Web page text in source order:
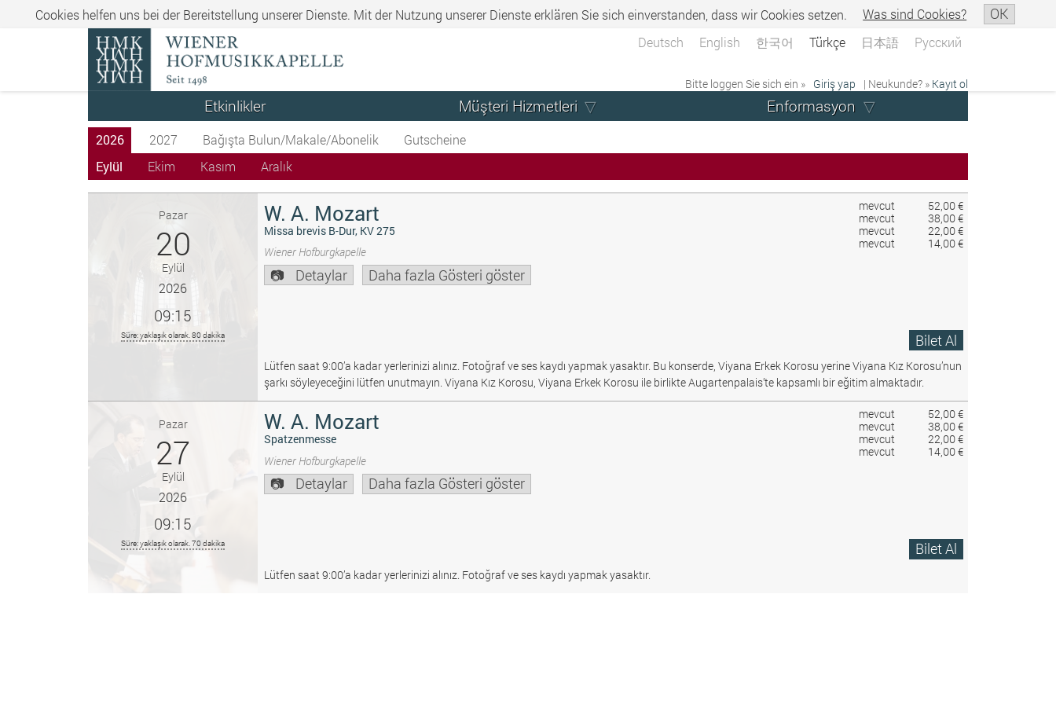
Cookies helfen uns bei der Bereitstellung unserer Dienste. Mit der Nutzung unserer Dienste erklären Sie sich einverstanden, dass wir Cookies setzen. Was sind Cookies? OK
Deutsch English 한국어 Türkçe 日本語 Русский
Bitte loggen Sie sich ein » Giriş yap | Neukunde? » Kayıt ol
Etkinlikler Müşteri Hizmetleri Enformasyon
2026 2027 Bağışta Bulun/Makale/Abonelik
Gutscheine
Eylül
Ekim Kasım Aralık
mevcut
52,00 €
mevcut
38,00 €
mevcut
22,00 €
mevcut
14,00 €
Pazar
20
Eylül
2026
09:15
Süre: yaklaşık olarak. 80 dakika
W. A. Mozart
Missa brevis B-Dur, KV 275
Wiener Hofburgkapelle
Detaylar Daha fazla Gösteri göster
Bilet Al
Lütfen saat 9:00’a kadar yerlerinizi alınız. Fotoğraf ve ses kaydı yapmak yasaktır. Bu konserde, Viyana Erkek Korosu yerine Viyana Kız Korosu’nun
şarkı söyleyeceğini lütfen unutmayın. Viyana Kız Korosu, Viyana Erkek Korosu ile birlikte Augartenpalais’te kapsamlı bir eğitim almaktadır.
mevcut
52,00 €
mevcut
38,00 €
mevcut
22,00 €
mevcut
14,00 €
Pazar
27
Eylül
2026
09:15
Süre: yaklaşık olarak. 70 dakika
W. A. Mozart
Spatzenmesse
Wiener Hofburgkapelle
Detaylar Daha fazla Gösteri göster
Bilet Al
Lütfen saat 9:00’a kadar yerlerinizi alınız. Fotoğraf ve ses kaydı yapmak yasaktır.